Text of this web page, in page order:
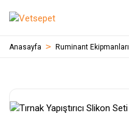
Anasayfa Ruminant Ekipmanları